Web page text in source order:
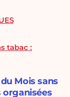
tabac :
Mois sans
organisées